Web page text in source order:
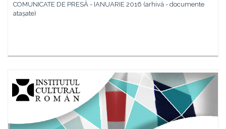
COMUNICATE DE PRESĂ - IANUARIE 2016 (arhivă - documente
atașate)